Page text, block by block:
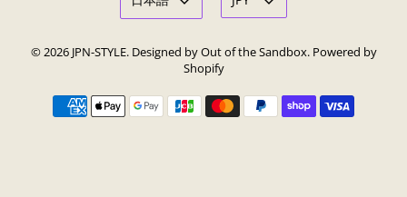
© 2026 JPN-STYLE. Designed by Out of the Sandbox. Powered by
Shopify